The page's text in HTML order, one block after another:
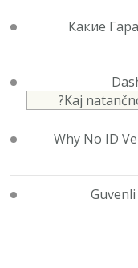
Какие
Kaj
Why No ID